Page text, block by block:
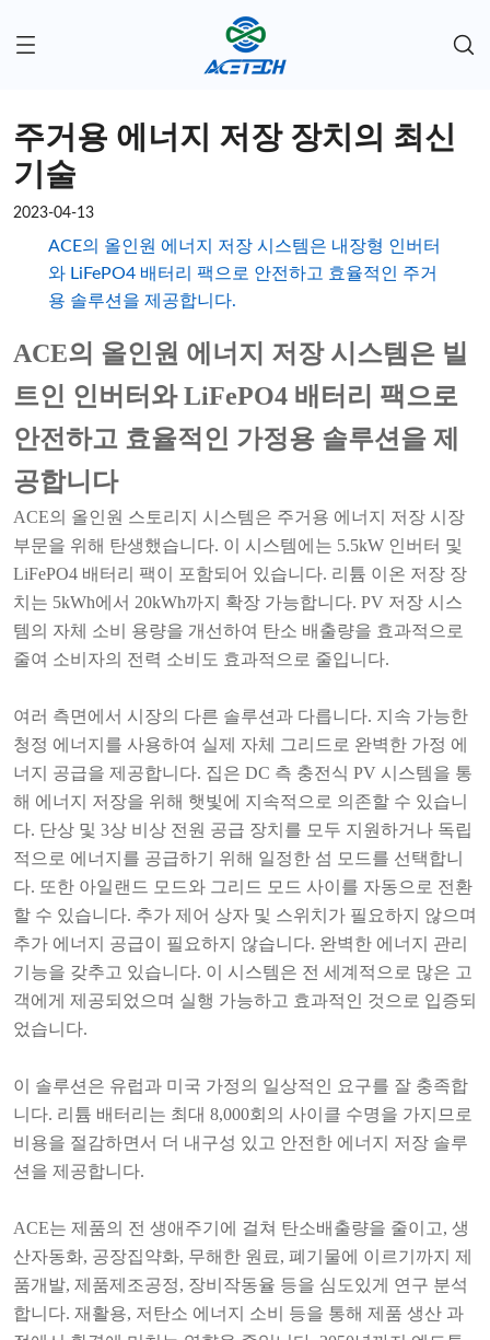
주거용 에너지 저장 장치의 최신
기술
2023-04-13
ACE의 올인원 에너지 저장 시스템은 내장형 인버터
와 LiFePO4 배터리 팩으로 안전하고 효율적인 주거
용 솔루션을 제공합니다.
ACE의 올인원 에너지 저장 시스템은 빌
트인 인버터와 LiFePO4 배터리 팩으로
안전하고 효율적인 가정용 솔루션을 제
공합니다
ACE의 올인원 스토리지 시스템은 주거용 에너지 저장 시장
부문을 위해 탄생했습니다. 이 시스템에는 5.5kW 인버터 및
LiFePO4 배터리 팩이 포함되어 있습니다. 리튬 이온 저장 장
치는 5kWh에서 20kWh까지 확장 가능합니다. PV 저장 시스
템의 자체 소비 용량을 개선하여 탄소 배출량을 효과적으로
줄여 소비자의 전력 소비도 효과적으로 줄입니다.
여러 측면에서 시장의 다른 솔루션과 다릅니다. 지속 가능한
청정 에너지를 사용하여 실제 자체 그리드로 완벽한 가정 에
너지 공급을 제공합니다. 집은 DC 측 충전식 PV 시스템을 통
해 에너지 저장을 위해 햇빛에 지속적으로 의존할 수 있습니
다. 단상 및 3상 비상 전원 공급 장치를 모두 지원하거나 독립
적으로 에너지를 공급하기 위해 일정한 섬 모드를 선택합니
다. 또한 아일랜드 모드와 그리드 모드 사이를 자동으로 전환
할 수 있습니다. 추가 제어 상자 및 스위치가 필요하지 않으며
추가 에너지 공급이 필요하지 않습니다. 완벽한 에너지 관리
기능을 갖추고 있습니다. 이 시스템은 전 세계적으로 많은 고
객에게 제공되었으며 실행 가능하고 효과적인 것으로 입증되
었습니다.
이 솔루션은 유럽과 미국 가정의 일상적인 요구를 잘 충족합
니다. 리튬 배터리는 최대 8,000회의 사이클 수명을 가지므로
비용을 절감하면서 더 내구성 있고 안전한 에너지 저장 솔루
션을 제공합니다.
ACE는 제품의 전 생애주기에 걸쳐 탄소배출량을 줄이고, 생
산자동화, 공장집약화, 무해한 원료, 폐기물에 이르기까지 제
품개발, 제품제조공정, 장비작동율 등을 심도있게 연구 분석
합니다. 재활용, 저탄소 에너지 소비 등을 통해 제품 생산 과